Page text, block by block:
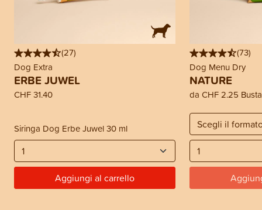
(27)
Dog Extra
ERBE JUWEL
CHF 31.40
Siringa Dog Erbe Juwel 30 ml
Aggiungi al carrello
(73)
Dog Menu Dry
NATURE
da CHF 2.25